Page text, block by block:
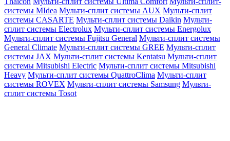
системы MIdea Мульти-сплит системы AUX Мульти-сплит
системы CASARTE Мульти-сплит системы Daikin Мульти-
сплит системы Electrolux Мульти-сплит системы Energolux
Мульти-сплит системы Fujitsu General Мульти-сплит системы
General Climate Мульти-сплит системы GREE Мульти-сплит
системы JAX Мульти-сплит системы Kentatsu Мульти-сплит
системы Mitsubishi Electric Мульти-сплит системы Mitsubishi
Heavy Мульти-сплит системы QuattroClima Мульти-сплит
системы ROVEX Мульти-сплит системы Samsung Мульти-
сплит системы Tosot